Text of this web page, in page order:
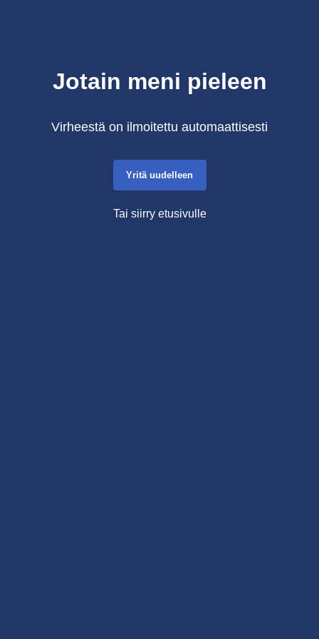
Jotain meni pieleen
Virheestä on ilmoitettu automaattisesti
Yritä uudelleen
Tai siirry etusivulle